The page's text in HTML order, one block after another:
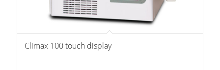
Climax 100 touch display